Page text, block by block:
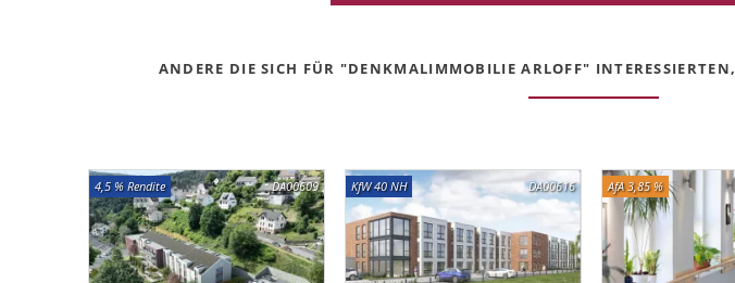
ANDERE DIE SICH FÜR "DENKMALIMMOBILIE ARLOFF"
DA00609
4,5 % Rendite DA00616
KfW 40 NH AfA 3,85 %